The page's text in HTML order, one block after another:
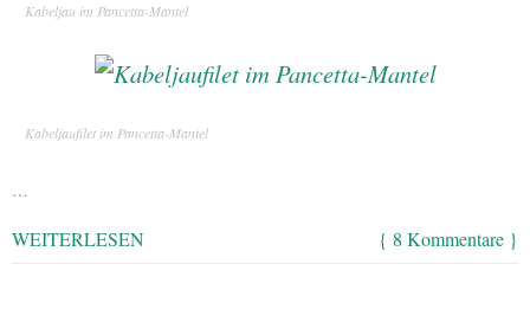
Kabeljau im Pancetta-Mantel
Kabeljaufilet im Pancetta-Mantel
…
WEITERLESEN { 8 Kommentare }